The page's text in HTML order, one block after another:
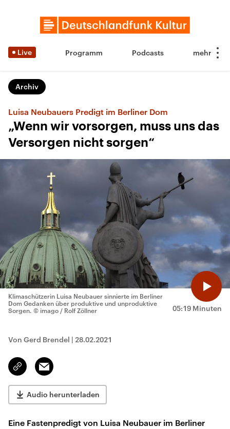
Live Programm Podcasts
Archiv
Luisa Neubauers Predigt im Berliner Dom
„Wenn wir vorsorgen, muss uns das
Versorgen nicht sorgen“
05:19 Minuten
Klimaschützerin Luisa Neubauer sinnierte im Berliner
Dom Gedanken über produktive und unproduktive
Sorgen. © imago / Rolf Zöllner
Von Gerd Brendel | 28.02.2021
Link
kopieren/teilen
Email
Audio herunterladen
Eine Fastenpredigt von Luisa Neubauer im Berliner